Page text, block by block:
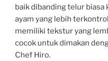
baik dibanding telur biasa
ayam yang lebih
memiliki tekstur yang
cocok untuk dimakan
Chef Hiro.